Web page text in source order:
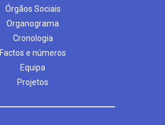
Órgãos Sociais
Organograma
Cronologia
Factos e números
Equipa
Projetos